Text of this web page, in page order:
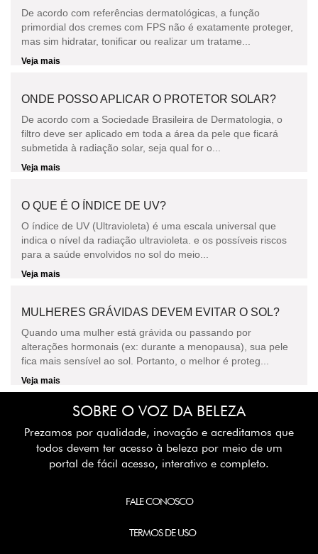
De acordo com referências dermatológicas, a função
primordial dos cremes com FPS não é exatamente proteger,
mas sim hidratar, tonificar ou realizar um tratame...
Veja mais
ONDE POSSO APLICAR O PROTETOR SOLAR?
De acordo com a Sociedade Brasileira de Dermatologia, o
filtro deve ser aplicado em toda a área da pele que ficará
submetida à radiação solar, seja qual for o...
Veja mais
O QUE É O ÍNDICE DE UV?
O índice de UV (Ultravioleta) é uma escala universal que
indica o nível da radiação ultravioleta. e os possíveis riscos
para a saúde envolvidos no sol do meio...
Veja mais
MULHERES GRÁVIDAS DEVEM EVITAR O SOL?
Quando uma mulher está grávida ou passando por
alterações hormonais (ex: durante a menopausa), sua pele
fica mais sensível ao sol. Portanto, o melhor é proteg...
Veja mais
SOBRE O VOZ DA BELEZA
Prezamos por qualidade, inovação e acreditamos que
todos devem ter acesso à beleza por meio de um
portal de fácil acesso, interativo e completo.
FALE CONOSCO
TERMOS DE USO